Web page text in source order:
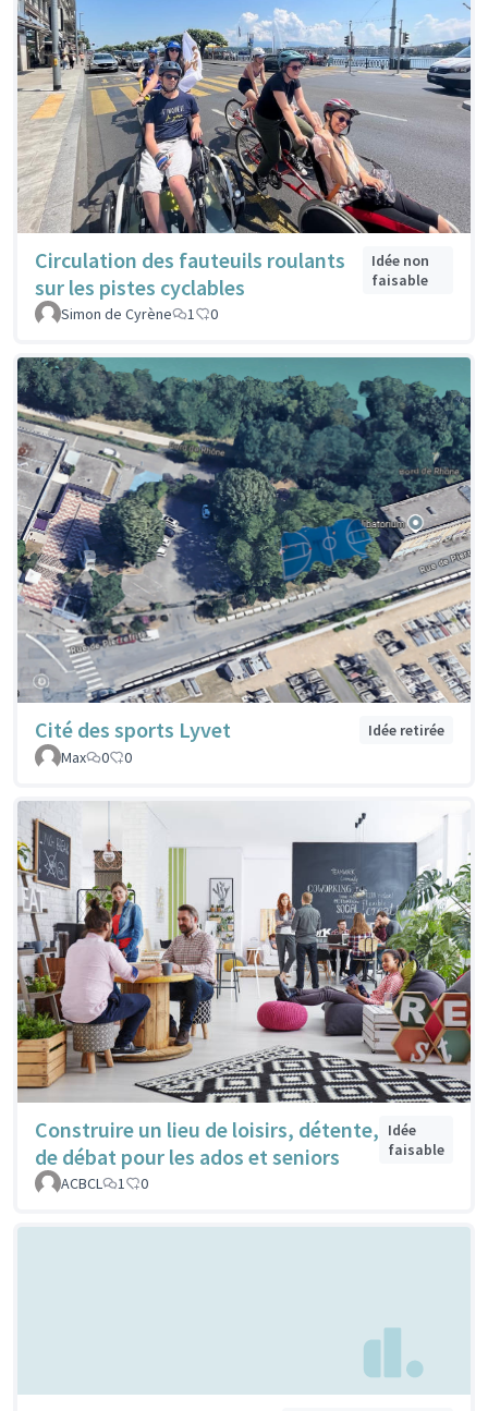
Circulation des fauteuils roulants
sur les pistes cyclables
Idée non
faisable
Simon de Cyrène
1 0
Cité des sports Lyvet
Idée retirée
Max
0 0
Construire un lieu de loisirs, détente,
de débat pour les ados et seniors
Idée
faisable
ACBCL
1 0